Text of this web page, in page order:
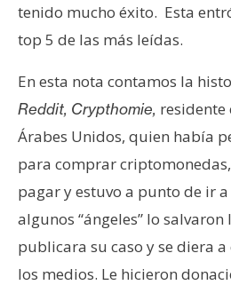
tenido mucho éxito. Esta
top 5 de las más leídas.
En esta nota contamos la
Reddit, Crypthomie, residente
Árabes Unidos, quien había
para comprar
pagar y estuvo a punto de ir a
algunos “ángeles” lo
publicara su caso y se diera a
los medios. Le hicieron